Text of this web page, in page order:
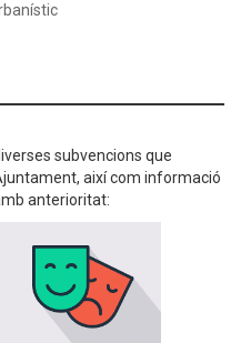
subvencions que
així com informació
anterioritat: